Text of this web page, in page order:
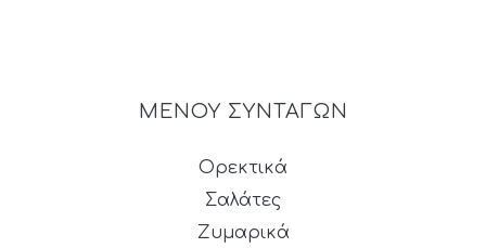
ΜΕΝΟΥ ΣΥΝΤΑΓΩΝ
Ορεκτικά
Σαλάτες
Ζυμαρικά